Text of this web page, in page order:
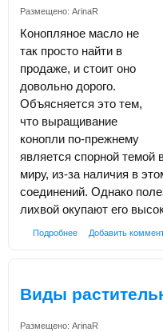
Размещено: ArinaR
Конопляное масло не
так просто найти в
продаже, и стоит оно
довольно дорого.
Объясняется это тем,
что выращивание
конопли по-прежнему
является спорной темой
миру, из-за наличия в
соединений. Однако
лихвой окупают его
Подробнее Добавить
Виды
Размещено: ArinaR